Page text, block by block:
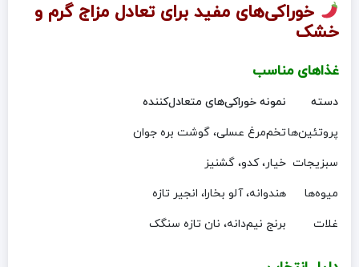
خوراکی‌های مفید برای تعادل مزاج گرم و
خشک
غذاهای مناسب
دسته
نمونه خوراکی‌های متعادل‌کننده
پروتئین‌هاتخم‌مرغ عسلی، گوشت بره جوان
سبزیجات خیار، کدو، گشنیز
میوه‌ها
هندوانه، آلو بخارا، انجیر تازه
غلات
برنج نیم‌دانه، نان تازه سنگک